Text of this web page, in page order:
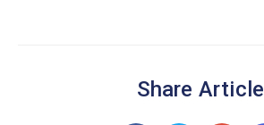
Share Article